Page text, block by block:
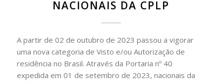
NACIONAIS DA CPLP
A partir de 02 de outubro de 2023 passou a vigorar
uma nova categoria de Visto e/ou Autorização de
residência no Brasil. Através da Portaria nº 40
expedida em 01 de setembro de 2023, nacionais da